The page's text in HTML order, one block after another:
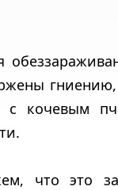
с кочевым
что это